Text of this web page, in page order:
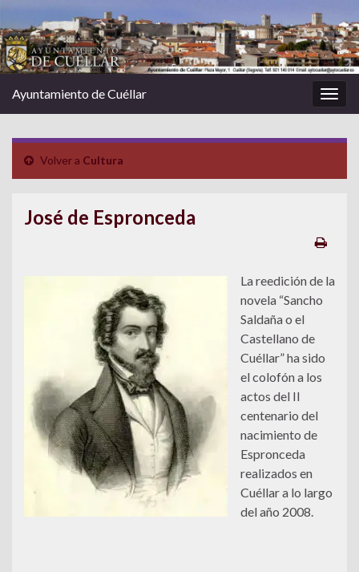
la
Ayuntamiento de Cuéllar
Volver a Cultura
José de Espronceda
La reedición de la
novela “Sancho
Saldaña o el
Castellano de
Cuéllar” ha sido
el colofón a los
actos del II
centenario del
nacimiento de
Espronceda
realizados en
Cuéllar a lo largo
del año 2008.